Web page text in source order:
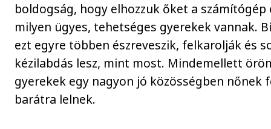
boldogság, hogy elhozzuk őket a számítógép
milyen ügyes, tehetséges gyerekek vannak.
ezt egyre többen észreveszik, felkarolják és
kézilabdás lesz, mint most. Mindemellett
gyerekek egy nagyon jó közösségben nőnek
barátra lelnek.